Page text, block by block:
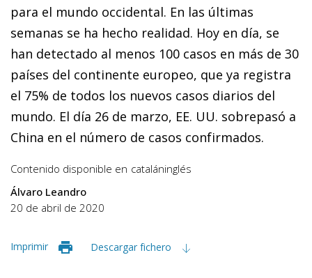
para el mundo occidental. En las últimas
semanas se ha hecho realidad. Hoy en día, se
han detectado al menos 100 casos en más de 30
países del continente europeo, que ya registra
el 75% de todos los nuevos casos diarios del
mundo. El día 26 de marzo, EE. UU. sobrepasó a
China en el número de casos confirmados.
Contenido disponible en cataláninglés
Álvaro Leandro
20 de abril de 2020
Imprimir Descargar fichero